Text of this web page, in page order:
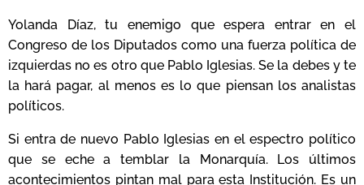
Yolanda Díaz, tu enemigo que espera entrar en el
Congreso de los Diputados como una fuerza política de
izquierdas no es otro que Pablo Iglesias. Se la debes y te
la hará pagar, al menos es lo que piensan los analistas
políticos.
Si entra de nuevo Pablo Iglesias en el espectro político
que se eche a temblar la Monarquía. Los últimos
acontecimientos pintan mal para esta Institución. Es un